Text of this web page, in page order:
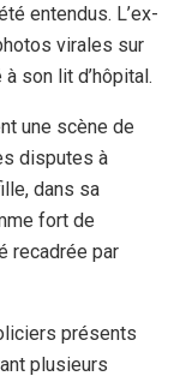
entendus. L’ex-
virales sur
son lit d’hôpital.
une scène de
disputes à
dans sa
fort de
recadrée par
présents
plusieurs